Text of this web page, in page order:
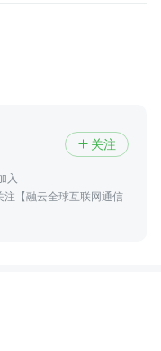
 关注
入
注【融云全球互联网通信